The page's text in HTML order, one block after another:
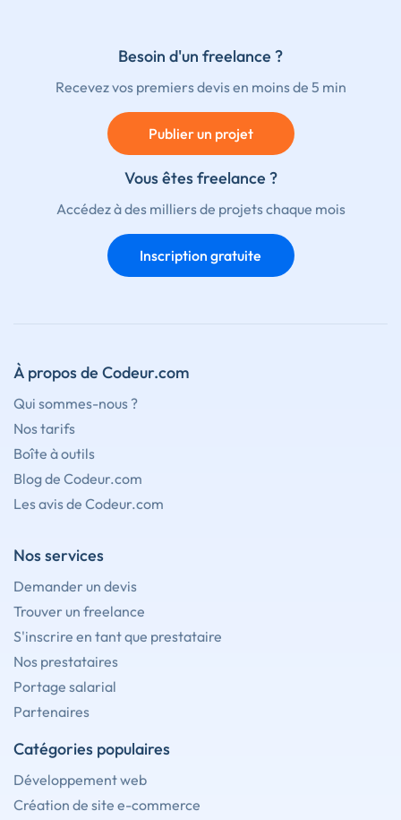
Besoin d'un freelance ?
Recevez vos premiers devis en moins de 5 min
Publier un projet
Vous êtes freelance ?
Accédez à des milliers de projets chaque mois
Inscription gratuite
À propos de Codeur.com
Qui sommes-nous ?
Nos tarifs
Boîte à outils
Blog de Codeur.com
Les avis de Codeur.com
Nos services
Demander un devis
Trouver un freelance
S'inscrire en tant que prestataire
Nos prestataires
Portage salarial
Partenaires
Catégories populaires
Développement web
Création de site e-commerce